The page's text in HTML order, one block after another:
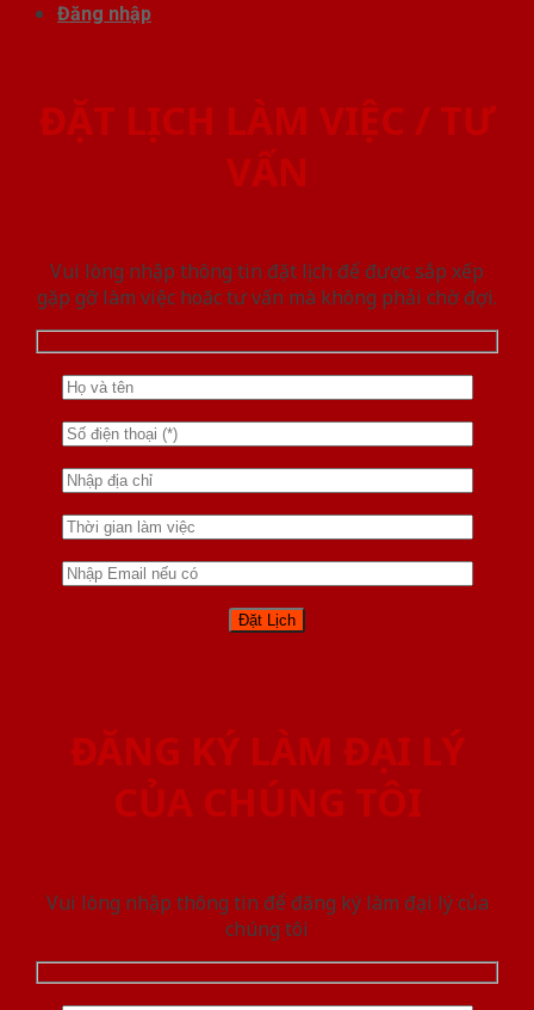
Đăng nhập
ĐẶT LỊCH LÀM VIỆC / TƯ
VẤN
Vui lòng nhập thông tin đặt lịch để được sắp xếp
gặp gỡ làm việc hoăc tư vấn mà không phải chờ đợi.
ĐĂNG KÝ LÀM ĐẠI LÝ
CỦA CHÚNG TÔI
Vui lòng nhập thông tin để đăng ký làm đại lý của
chúng tôi